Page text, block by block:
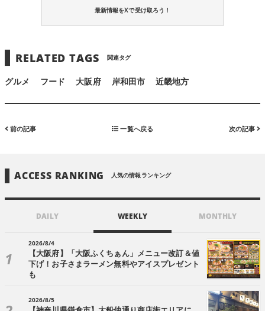
最新情報をXで受け取ろう！
RELATED TAGS 関連タグ
グルメ フード 大阪府 岸和田市 近畿地方
前の記事 一覧へ戻る 次の記事
ACCESS RANKING 人気の情報ランキング
DAILY WEEKLY MONTHLY
2026/8/4
【大阪府】「大阪ふくちぁん」メニュー改訂＆値
下げ！お子さまラーメン無料やアイスプレゼント
も
2026/8/5